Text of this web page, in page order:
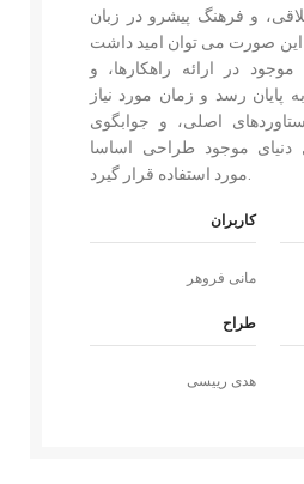
و فرهنگ پیشرو در زبان
این صورت می توان امید داشت
در ارائه راهکارها، و
رسد و زمان مورد نیاز
اصلی، و جوابگوی
دنیای موجود طراحی اساسا
کاربران
مانی فروهر
طراح
هدی رییسی